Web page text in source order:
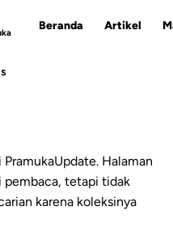
Beranda Artikel
Halaman
pembaca, tetapi tidak
karena koleksinya